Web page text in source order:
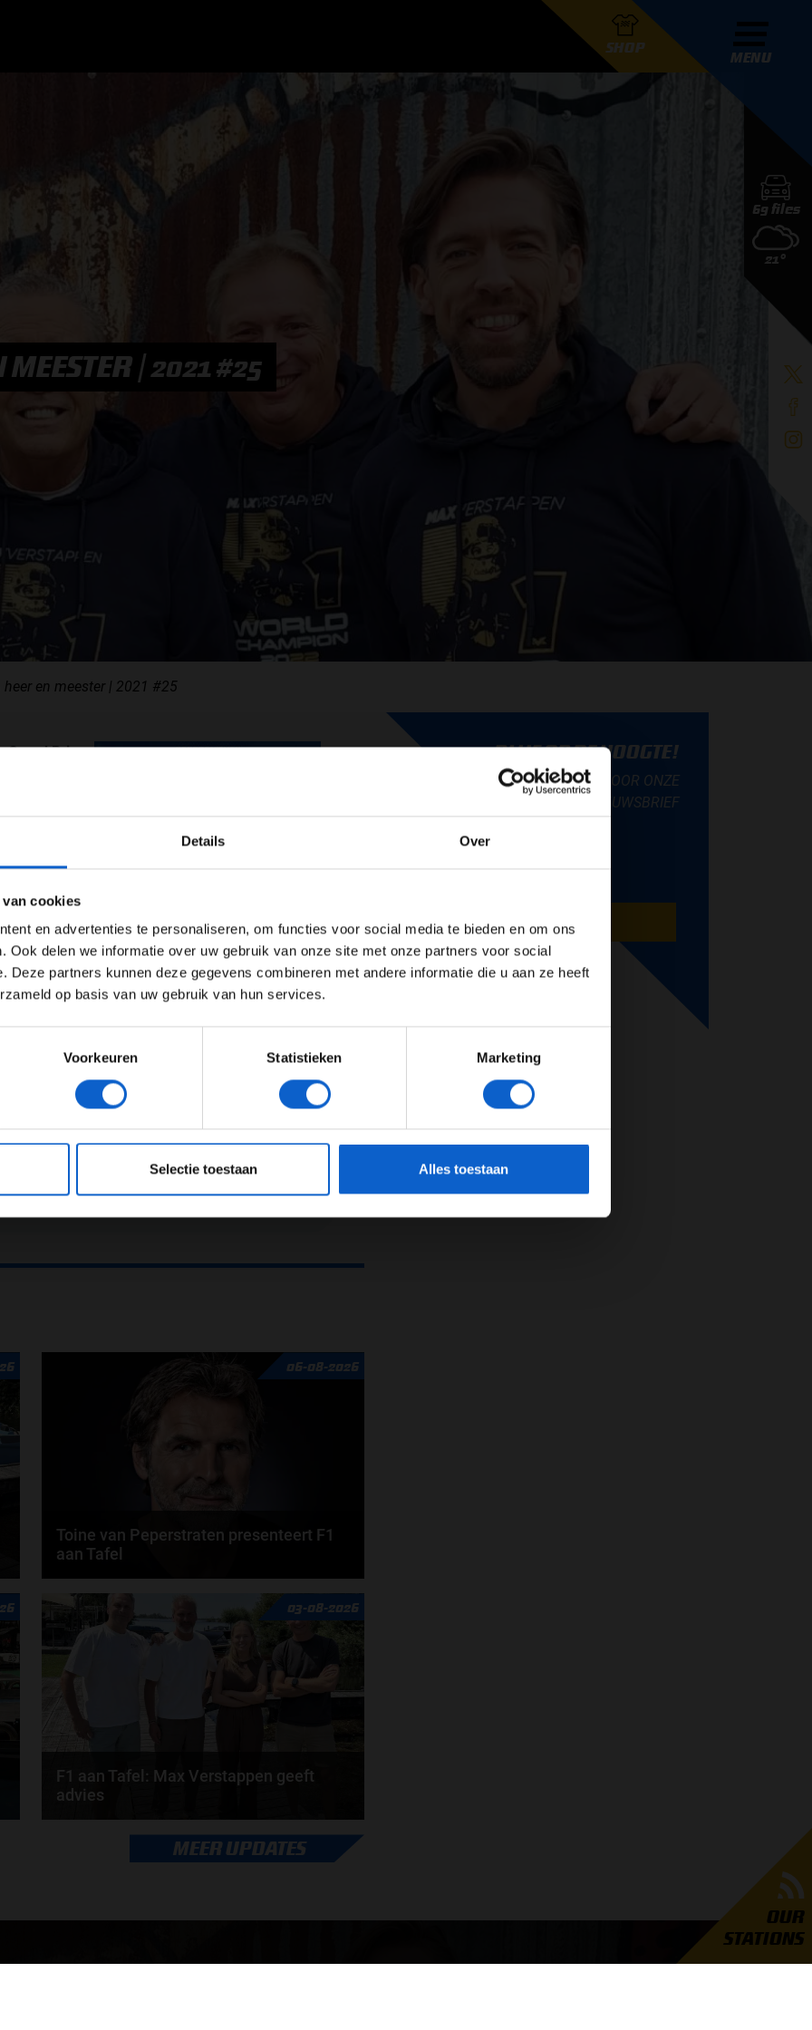
Details Over
cookies
en advertenties te personaliseren, om functies voor social media te bieden en om ons
Ook delen we informatie over uw gebruik van onze site met onze partners voor social
Deze partners kunnen deze gegevens combineren met andere informatie die u aan ze heeft
op basis van uw gebruik van hun services.
Voorkeuren Statistieken Marketing
Selectie toestaan Alles toestaan
SHOP
MENU
OUR
STATIONS
69 files
21°
MEESTER | 2021 #25
heer en meester | 2021 #25
Grand Prix
Prix van
Paul
double-
met
Max
teambaas ever' en winnaar van de 24
podcast 'F1 aan Tafel' wordt opgemerkt is
ter zake verkregen van Grand Prix
bronvermelding met link.
06-08-2026
Toine van Peperstraten presenteert F1
aan Tafel
Rob van Someren, Beitske Visser en Frans
Verschuur schuiven aan in de nieuwe F1 aan Tafel.
Iedere...
door
03-08-2026
F1 aan Tafel: Max Verstappen geeft
advies
Max Verstappen adviseert Red Bull. Gaat George
Russell weg bij Mercedes? En moet de budgetcap...
MEER UPDATES
BLIJF OP DE HOOGTE!
SCHRIJF JE IN VOOR ONZE
NIEUWSBRIEF
AANMELDEN
GRAND PRIX UPDATES
F1 KALENDER
F1 COUREURS KAMPIOENSCHAP
RACE GEMIST
AANMELDEN NIEUWSBRIEF
Advertentie instellingen
Toon alle alcoholische drankenadvertenties (18+)
Toon alle kansspelenadvertenties (24+)
JONGER DAN 24 24 JAAR OF OUDER
onsprivacybeleidvoor meer informatie over gegevensgebruik en -bescherming.